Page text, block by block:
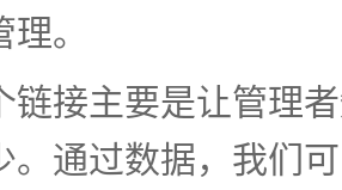
。
接主要是让管理者
。通过数据，我们